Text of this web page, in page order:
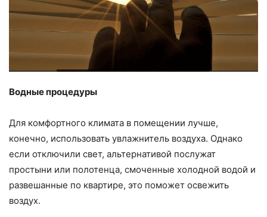
Водные процедуры
Для комфортного климата в помещении лучше,
конечно, использовать увлажнитель воздуха. Однако
если отключили свет, альтернативой послужат
простыни или полотенца, смоченные холодной водой и
развешанные по квартире, это поможет освежить
воздух.